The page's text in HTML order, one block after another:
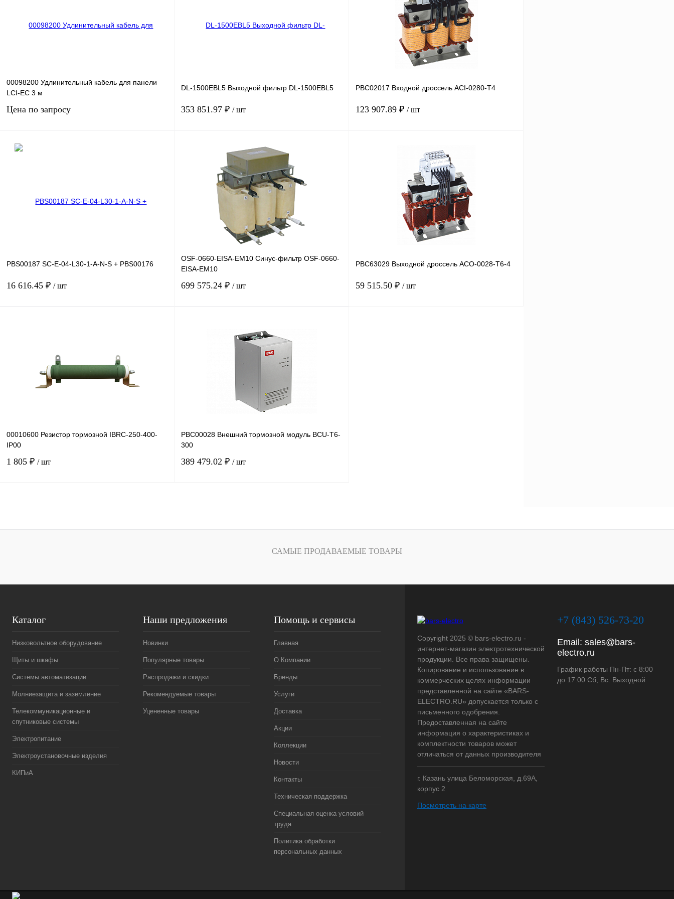
00098200 Удлинительный кабель для панели
LCI-EC 3 м
Цена по запросу
DL-1500EBL5 Выходной фильтр DL-1500EBL5
353 851.97 ₽ / шт
В корзину
Купить в 1 клик Сравнение
В избранное Под заказ
PBC02017 Входной дроссель ACI-0280-T4
123 907.89 ₽ / шт
Сравнение
Под заказ
PBS00187 SC-E-04-L30-1-A-N-S + PBS00176
16 616.45 ₽ / шт
Купить в 1 клик Сравнение
В избранное Под заказ
OSF-0660-EISA-EM10 Синус-фильтр OSF-0660-
EISA-EM10
699 575.24 ₽ / шт
Сравнение
PBC63029 Выходной дроссель ACO-0028-T6-4
59 515.50 ₽ / шт
00010600 Резистор тормозной IBRC-250-400-
IP00
1 805 ₽ / шт
Купить в 1 клик Сравнение
PBC00028 Внешний тормозной модуль BCU-T6-
300
389 479.02 ₽ / шт
Купить в 1 клик Сравнение
САМЫЕ ПРОДАВАЕМЫЕ ТОВАРЫ
Каталог
Низковольтное оборудование
Щиты и шкафы
Системы автоматизации
Молниезащита и заземление
Телекоммуникационные и
спутниковые системы
Электропитание
Электроустановочные изделия
КИПиА
Наши предложения
Новинки
Популярные товары
Распродажи и скидки
Рекомендуемые товары
Уцененные товары
Помощь и сервисы
Главная
О Компании
Бренды
Услуги
Доставка
Акции
Коллекции
Новости
Контакты
Техническая поддержка
Специальная оценка условий
труда
Политика обработки
персональных данных
Copyright 2025 © bars-electro.ru -
интернет-магазин электротехнической
продукции. Все права защищены.
Копирование и использование в
коммерческих целях информации
представленной на сайте «BARS-
ELECTRO.RU» допускается только с
письменного одобрения.
Предоставленная на сайте
информация о характеристиках и
комплектности товаров может
отличаться от данных производителя
г. Казань улица Беломорская, д.69А,
корпус 2
Посмотреть на карте
+7 (843) 526-73-20
Email: sales@bars-
electro.ru
График работы Пн-Пт: с 8:00
до 17:00 Сб, Вс: Выходной